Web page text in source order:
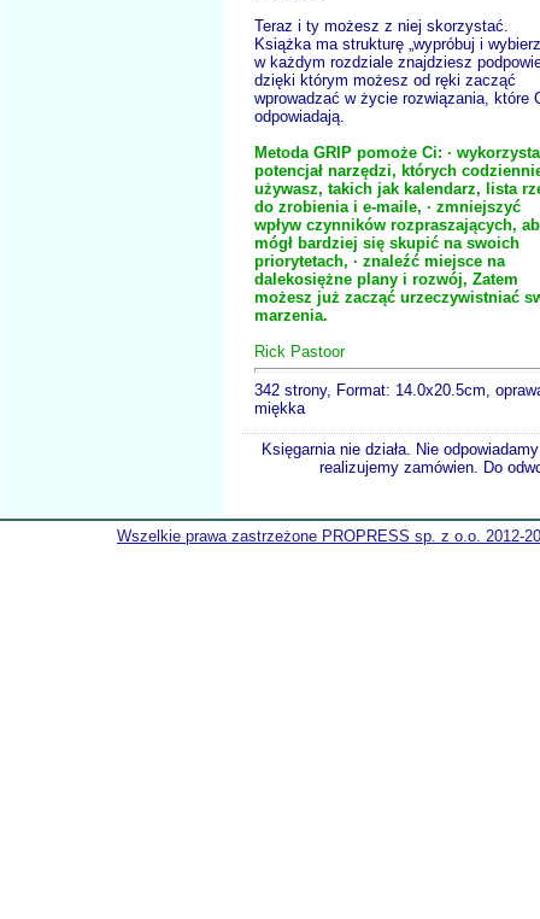
Teraz i ty możesz z niej skorzystać.
Książka ma strukturę „wypróbuj i
w każdym rozdziale znajdziesz
dzięki którym możesz od ręki zacząć
wprowadzać w życie rozwiązania, które
odpowiadają.
Metoda GRIP pomoże Ci: ·
potencjał narzędzi, których
używasz, takich jak kalendarz, lista
do zrobienia i e-maile, · zmniejszyć
wpływ czynników rozpraszających,
mógł bardziej się skupić na swoich
priorytetach, · znaleźć miejsce na
dalekosiężne plany i rozwój, Zatem
możesz już zacząć urzeczywistniać
marzenia.
Rick Pastoor
342 strony, Format: 14.0x20.5cm,
miękka
Księgarnia nie działa. Nie
realizujemy zamówien. Do
Wszelkie prawa zastrzeżone PROPRESS sp. z o.o. 2012-